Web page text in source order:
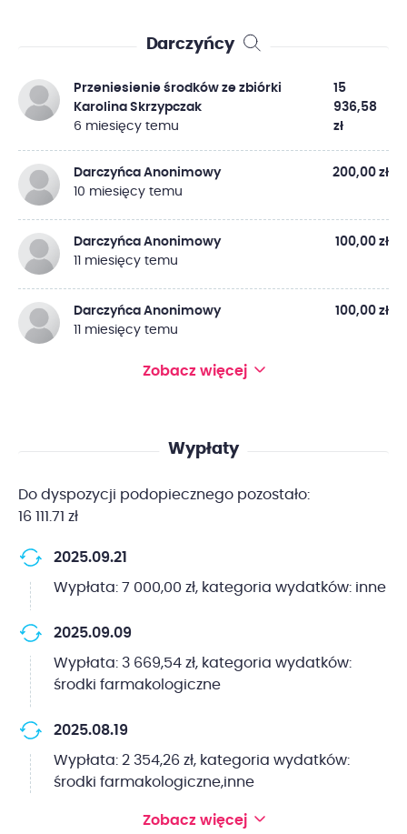
Darczyńcy
Przeniesienie środków ze zbiórki
Karolina Skrzypczak
6 miesięcy temu
15
936,58
zł
Darczyńca Anonimowy
10 miesięcy temu
200,00 zł
Darczyńca Anonimowy
11 miesięcy temu
100,00 zł
Darczyńca Anonimowy
11 miesięcy temu
100,00 zł
Zobacz więcej
Wypłaty
Do dyspozycji podopiecznego pozostało:
16 111.71 zł
2025.09.21
Wypłata: 7 000,00 zł, kategoria wydatków: inne
2025.09.09
Wypłata: 3 669,54 zł, kategoria wydatków:
środki farmakologiczne
2025.08.19
Wypłata: 2 354,26 zł, kategoria wydatków:
środki farmakologiczne,inne
Zobacz więcej